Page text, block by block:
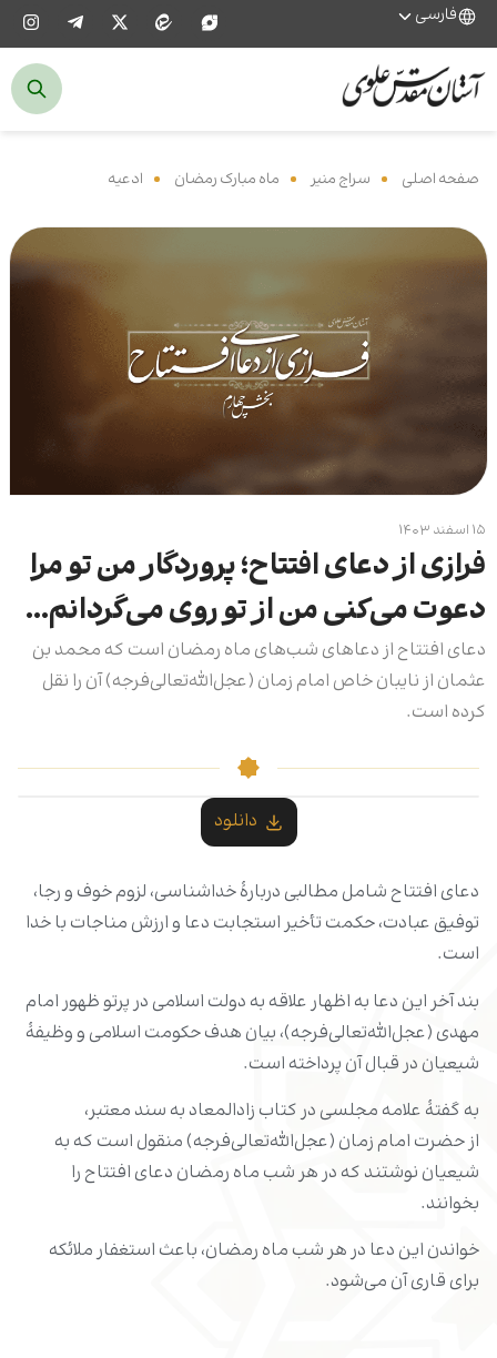
فارسی
صفحه اصلی سراج منیر ماه مبارک رمضان ادعیه
۱۵ اسفند ۱۴۰۳
فرازی از دعای افتتاح؛ پروردگار من تو مرا
دعوت مى‌‏کنى من از تو روى مى‌گردانم…
دعای افتتاح از دعاهای شب‌های ماه رمضان است که محمد بن
عثمان از نایبان خاص امام زمان (عجل‌الله‌تعالی‌فرجه) آن را نقل
کرده است.
دانلود
دعای افتتاح شامل مطالبی دربارۀ خداشناسی، لزوم خوف و رجا،
توفیق عبادت، حکمت تأخیر استجابت دعا و ارزش مناجات با خدا
است.
بند آخر این دعا به اظهار علاقه به دولت اسلامی در پرتو ظهور امام
مهدی (عجل‌الله‌تعالی‌فرجه)، بیان هدف حکومت اسلامی و وظیفۀ
شیعیان در قبال آن پرداخته است.
به گفتۀ علامه مجلسی در کتاب زادالمعاد به سند معتبر،
از حضرت امام زمان (عجل‌الله‌تعالی‌فرجه) منقول است که به
شیعیان نوشتند که در هر شب ماه رمضان دعای افتتاح را
بخوانند.
خواندن این دعا در هر شب ماه رمضان، باعث استغفار ملائکه
برای قاری آن می‌شود.